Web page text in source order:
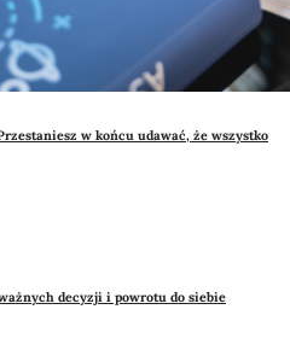
w końcu udawać, że wszystko
decyzji i powrotu do siebie